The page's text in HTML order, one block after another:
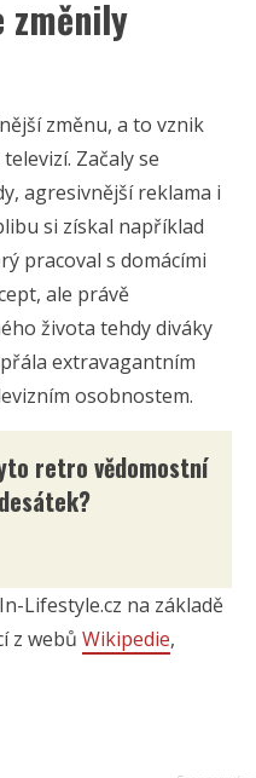
změnily
změnu, a to vznik
Začaly se
agresivnější reklama i
si získal například
pracoval s domácími
ale právě
života tehdy diváky
extravagantním
osobnostem.
retro vědomostní
Lifestyle.cz na základě
z webů Wikipedie,